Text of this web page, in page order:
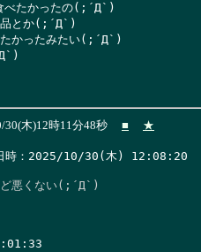
べたかったの(;´Д`)
品とか(;´Д`)
かったみたい(;´Д`)
30(木)12時11分48秒 ■ ★
日時：2025/10/30(木)
ど悪くない(;´Д`)